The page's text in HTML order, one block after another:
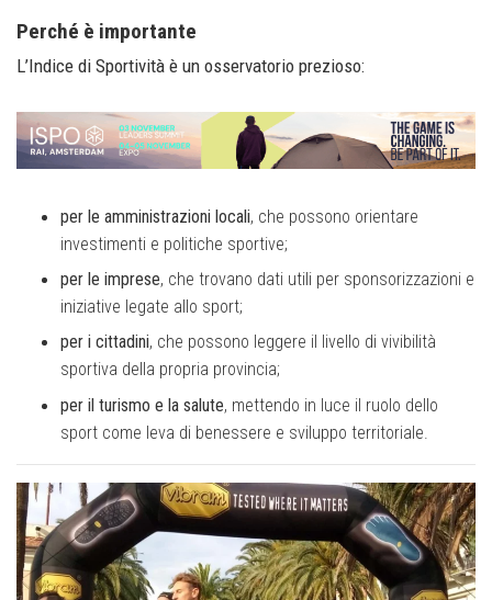
Perché è importante
L’Indice di Sportività è un osservatorio prezioso:
per le amministrazioni locali, che possono orientare
investimenti e politiche sportive;
per le imprese, che trovano dati utili per sponsorizzazioni e
iniziative legate allo sport;
per i cittadini, che possono leggere il livello di vivibilità
sportiva della propria provincia;
per il turismo e la salute, mettendo in luce il ruolo dello
sport come leva di benessere e sviluppo territoriale.